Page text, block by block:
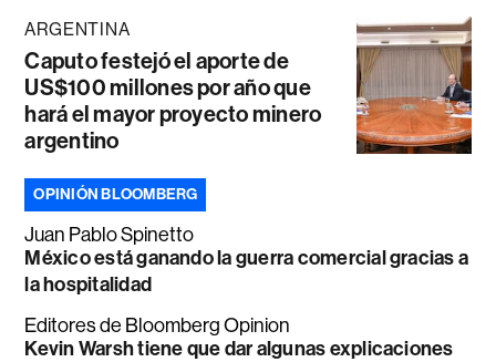
ARGENTINA
Caputo festejó el aporte de
US$100 millones por año que
hará el mayor proyecto minero
argentino
OPINIÓN BLOOMBERG
Juan Pablo Spinetto
México está ganando la guerra comercial gracias a
la hospitalidad
Editores de Bloomberg Opinion
Kevin Warsh tiene que dar algunas explicaciones